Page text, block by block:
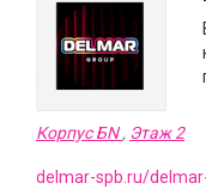
Корпус БN, Этаж 2
delmar-spb.ru/